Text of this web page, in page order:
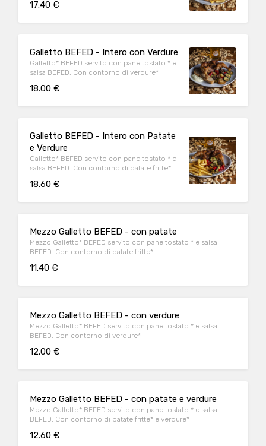
17.40 €
Galletto BEFED - Intero con Verdure
Galletto* BEFED servito con pane tostato * e
salsa BEFED. Con contorno di verdure*
18.00 €
Galletto BEFED - Intero con Patate
e Verdure
Galletto* BEFED servito con pane tostato * e
salsa BEFED. Con contorno di patate fritte* e
18.60 €
Mezzo Galletto BEFED - con patate
Mezzo Galletto* BEFED servito con pane tostato * e salsa
BEFED. Con contorno di patate fritte*
11.40 €
Mezzo Galletto BEFED - con verdure
Mezzo Galletto* BEFED servito con pane tostato * e salsa
BEFED. Con contorno di verdure*
12.00 €
Mezzo Galletto BEFED - con patate e verdure
Mezzo Galletto* BEFED servito con pane tostato * e salsa
BEFED. Con contorno di patate fritte* e verdure*
12.60 €